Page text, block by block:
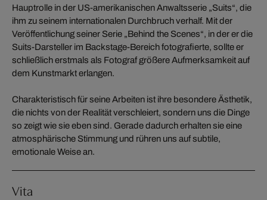
Hauptrolle in der US-amerikanischen Anwaltsserie „Suits“, die
ihm zu seinem internationalen Durchbruch verhalf. Mit der
Veröffentlichung seiner Serie „Behind the Scenes“, in der er die
Suits-Darsteller im Backstage-Bereich fotografierte, sollte er
schließlich erstmals als Fotograf größere Aufmerksamkeit auf
dem Kunstmarkt erlangen.
Charakteristisch für seine Arbeiten ist ihre besondere Ästhetik,
die nichts von der Realität verschleiert, sondern uns die Dinge
so zeigt wie sie eben sind. Gerade dadurch erhalten sie eine
atmosphärische Stimmung und rühren uns auf subtile,
emotionale Weise an.
Vita